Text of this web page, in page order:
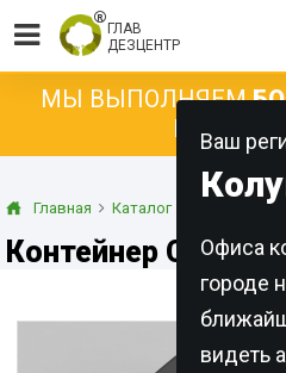
ГЛАВ
ДЕЗЦЕНТР
Ваш
Офиса
городе
видеть
МЫ ВЫПОЛНЯЕМ
КАЖДЫЙ
Главная Каталог
Контейнер COM